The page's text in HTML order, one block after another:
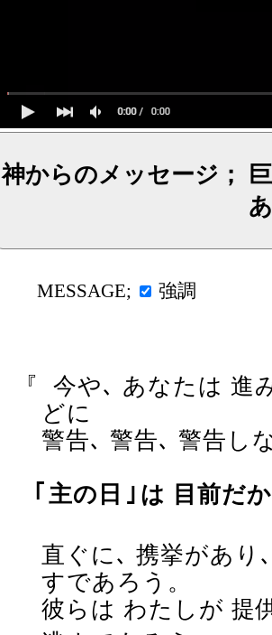
神からのメッセージ；
MESSAGE; 強調
『
今や､ あなたは 進
どに
警告､ 警告､ 警告し
｢ 主の日 ｣ は 目前だ
直ぐに､ 携挙があり
すであろう。
彼らは わたしが 提